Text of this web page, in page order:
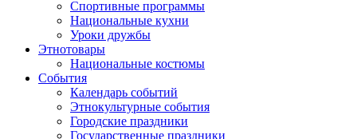
Спортивные программы
Национальные кухни
Уроки дружбы
Этнотовары
Национальные костюмы
События
Календарь событий
Этнокультурные события
Городские праздники
Государственные праздники